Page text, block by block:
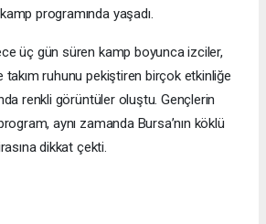
programında yaşadı.
üç gün süren kamp boyunca izciler,
takım ruhunu pekiştiren birçok etkinliğe
renkli görüntüler oluştu. Gençlerin
aynı zamanda Bursa’nın köklü
dikkat çekti.